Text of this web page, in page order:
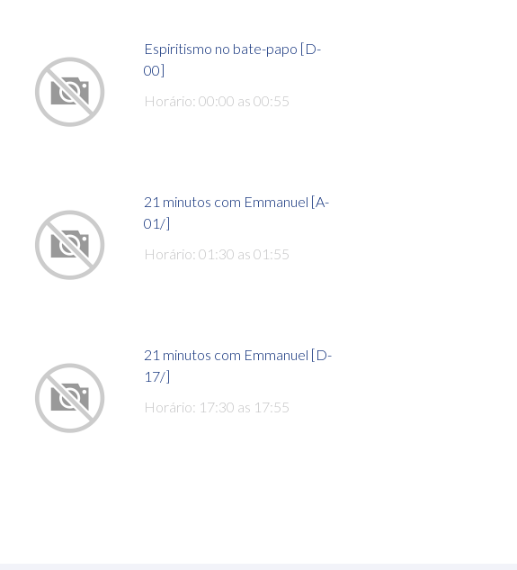
Espiritismo no bate-papo [D-
00]
Horário: 00:00 as 00:55
21 minutos com Emmanuel [A-
01/]
Horário: 01:30 as 01:55
21 minutos com Emmanuel [D-
17/]
Horário: 17:30 as 17:55